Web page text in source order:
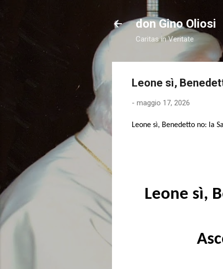
don Gino Oliosi
Caritas in Veritate
Leone sì,
- maggio 17, 2026
Leone sì, Benedetto no: la
Leone sì,